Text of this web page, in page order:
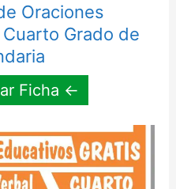
Oraciones
Grado de
Ficha ←